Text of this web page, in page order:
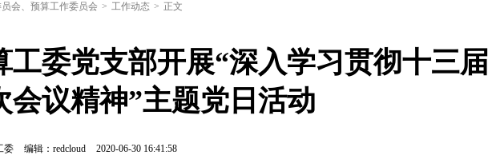
会、预算工作委员会 > 工作动态 > 正文
工委党支部开展“深入学习贯彻十三届
会议精神”主题党日活动
委 编辑：redcloud 2020-06-30 16:41:58